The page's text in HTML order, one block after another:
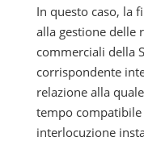
In questo caso, la
alla gestione delle
commerciali della
corrispondente
relazione alla
tempo
interlocuzione